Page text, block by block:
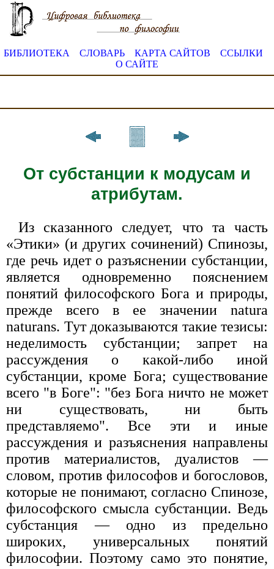
БИБЛИОТЕКА СЛОВАРЬ КАРТА САЙТОВ
ССЫЛКИ
О САЙТЕ
От субстанции к модусам и
атрибутам.
Из сказанного следует, что та часть
«Этики» (и других сочинений) Спинозы,
где речь идет о разъяснении субстанции,
является одновременно пояснением
понятий философского Бога и природы,
прежде всего в ее значении natura
naturans. Тут доказываются такие тезисы:
неделимость субстанции; запрет на
рассуждения о какой-либо иной
субстанции, кроме Бога; существование
всего "в Боге": "без Бога ничто не может
ни существовать, ни быть
представляемо". Все эти и иные
рассуждения и разъяснения направлены
против материалистов, дуалистов —
словом, против философов и богословов,
которые не понимают, согласно Спинозе,
философского смысла субстанции. Ведь
субстанция — одно из предельно
широких, универсальных понятий
философии. Поэтому само это понятие,